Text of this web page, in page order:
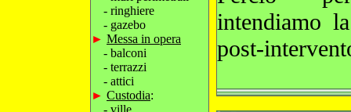
- ringhiere
- gazebo
► Messa in opera
- balconi
- terrazzi
- attici
► Custodia:
- ville
intendiamo
post-